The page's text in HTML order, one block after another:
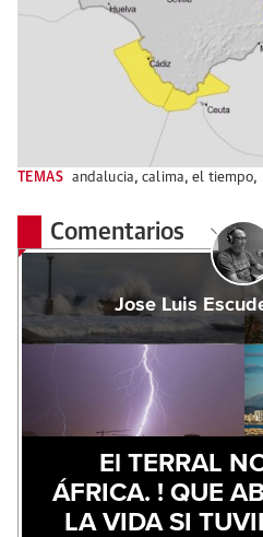
TEMAS andalucia,calima,el tiempo,
Comentarios
Jose Luis
El TERRAL
ÁFRICA. ! QUE
LA VIDA SI